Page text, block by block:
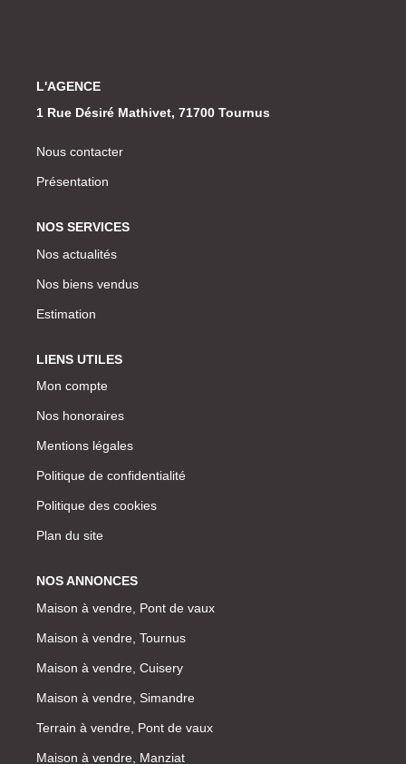
CONTACT
L'AGENCE
1 Rue Désiré Mathivet, 71700 Tournus
Nous contacter
Présentation
NOS SERVICES
Nos actualités
Nos biens vendus
Estimation
LIENS UTILES
Mon compte
Nos honoraires
Mentions légales
Politique de confidentialité
Politique des cookies
Plan du site
NOS ANNONCES
Maison à vendre, Pont de vaux
Maison à vendre, Tournus
Maison à vendre, Cuisery
Maison à vendre, Simandre
Terrain à vendre, Pont de vaux
Maison à vendre, Manziat